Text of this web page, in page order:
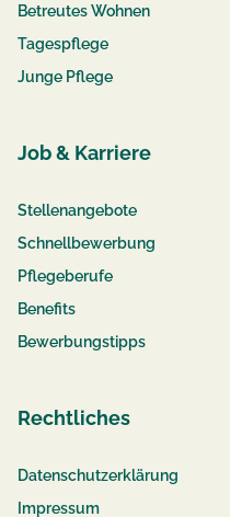
Betreutes Wohnen
Tagespflege
Junge Pflege
Job & Karriere
Stellenangebote
Schnellbewerbung
Pflegeberufe
Benefits
Bewerbungstipps
Rechtliches
Datenschutzerklärung
Impressum